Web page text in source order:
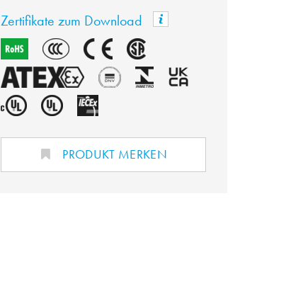
Zertifikate zum Download
PRODUKT MERKEN